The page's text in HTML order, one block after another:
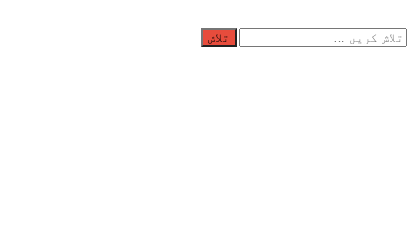
تلاش